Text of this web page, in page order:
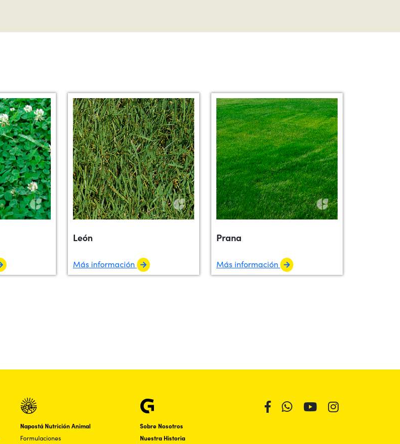
León
Más información
Prana
Más información
Napostá Nutrición Animal
Formulaciones
Sobre Nosotros
Nuestra Historia